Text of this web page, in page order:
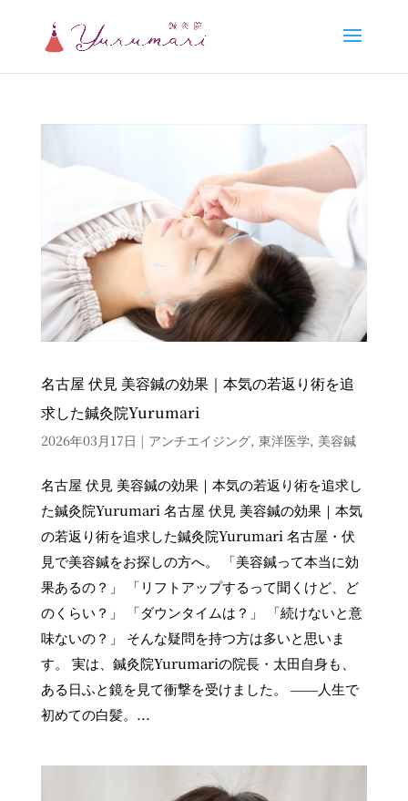
名古屋 伏見 美容鍼の効果｜本気の若返り術を追
求した鍼灸院Yurumari
2026年03月17日 | アンチエイジング, 東洋医学, 美容鍼
名古屋 伏見 美容鍼の効果｜本気の若返り術を追求し
た鍼灸院Yurumari 名古屋 伏見 美容鍼の効果｜本気
の若返り術を追求した鍼灸院Yurumari 名古屋・伏
見で美容鍼をお探しの方へ。 「美容鍼って本当に効
果あるの？」 「リフトアップするって聞くけど、ど
のくらい？」 「ダウンタイムは？」 「続けないと意
味ないの？」 そんな疑問を持つ方は多いと思いま
す。 実は、鍼灸院Yurumariの院長・太田自身も、
ある日ふと鏡を見て衝撃を受けました。 ――人生で
初めての白髪。...